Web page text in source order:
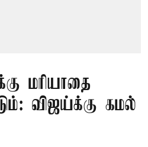
மரியாதை
விஜய்க்கு கமல்